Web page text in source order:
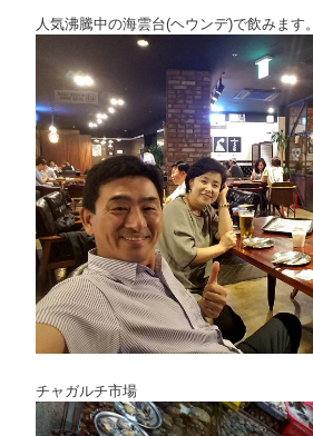
人気沸騰中の海雲台(ヘウンデ)で飲みます。
チャガルチ市場